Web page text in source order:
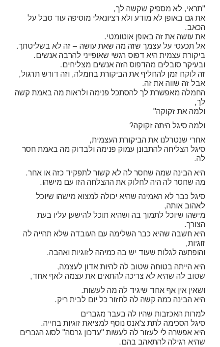
"תראי, לא מספיק שקשה לך,
את גם באופן לא מודע ולא רציונאלי מוסיפה עוד סבל על
הכאב.
את עושה את זה באופן אוטומטי.
אל תכעסי על עצמך שזה מה שאת עושה – זה לא בשליטתך.
ביקורת עצמית היא דפוס רגשי שאופייני להרבה אנשים.
ובעיקר סובלים מהדפוס הזה אנשים מצליחים.
זה לוקח זמן להחליף את הביקורת בחמלה, וזה דורש תרגול,
אבל זה שווה את זה.
החמלה מאפשרת לך להסתכל פנימה ולראות מה באמת קשה
לך,
ולמה את זקוקה"
ולמה סיגל היתה זקוקה?
אחרי שנטרלנו את הביקורת העצמית,
סיגל הצליחה להתבונן עמוק פנימה ולבדוק מה באמת חסר
לה.
היא הבינה שמה שחסר לה לא קשור לתפקיד כזה או אחר.
מה שחסר לה היה לחלוק את ההצלחה הזו עם מישהו.
סיגל כבר לא האמינה שהיא יכולה למצוא מישהו שיוכל
לאהוב אותה,
מישהו שיוכל לתמוך בה ושהיא תוכל להישען עליו בעת
הצורך.
היא חשבה שהיא כבר השלימה עם העובדה שלא תהייה לה
זוגיות,
והופתעה לגלות שעוד יש בה כמיהה לזוגיות ואהבה.
היא הייתה בטוחה שטוב לה להיות אדון לעצמה,
שטוב לה שהיא לא צריכה להתאים את עצמה לאף אחד,
ושאין אין אף אחד שיגיד לה מה לעשות.
היא הבינה כמה קשה לה לחזור כל יום לבית ריק.
למרות האכזבות שהיו לה בעבר מגברים
סיגל הסכימה לתת צ'אנס נוסף למציאת זוגיות בחייה.
היא אפשרה לי לעזור לה לעשות "עדכון גרסה" לסוג הגברים
שהיא רגילה להתאהב בהם.